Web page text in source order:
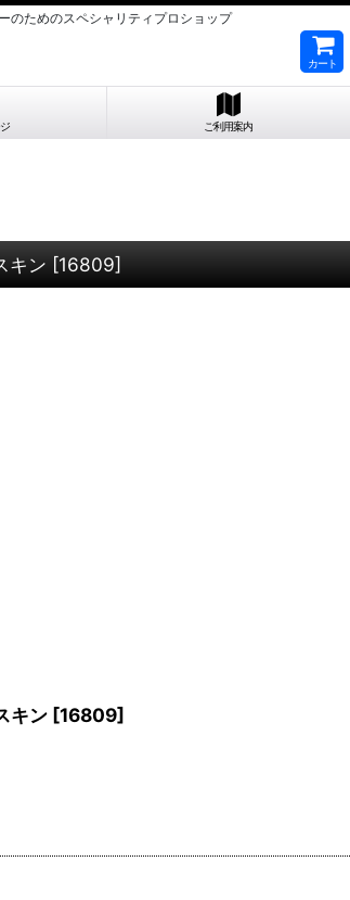
のためのスペシャリティプロショップ
カート
ご利用案内
キン [16809]
キン [16809]